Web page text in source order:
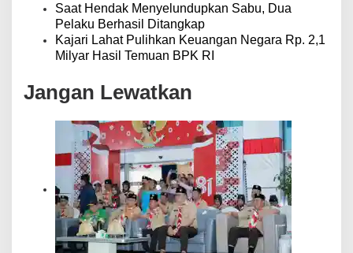
Saat Hendak Menyelundupkan Sabu, Dua
Pelaku Berhasil Ditangkap
Kajari Lahat Pulihkan Keuangan Negara Rp. 2,1
Milyar Hasil Temuan BPK RI
Jangan Lewatkan